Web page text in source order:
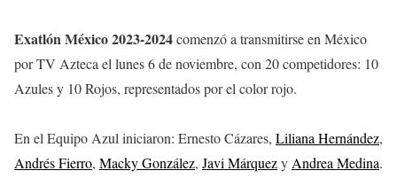
Exatlón México 2023-2024comenzó a transmitirse en México
por TV Azteca el lunes 6 de noviembre, con 20 competidores: 10
Azules y 10 Rojos, representados por el color rojo.
En el Equipo Azul iniciaron: Ernesto Cázares, Liliana Hernández,
Andrés Fierro, Macky González, Javi Márquezy Andrea Medina.